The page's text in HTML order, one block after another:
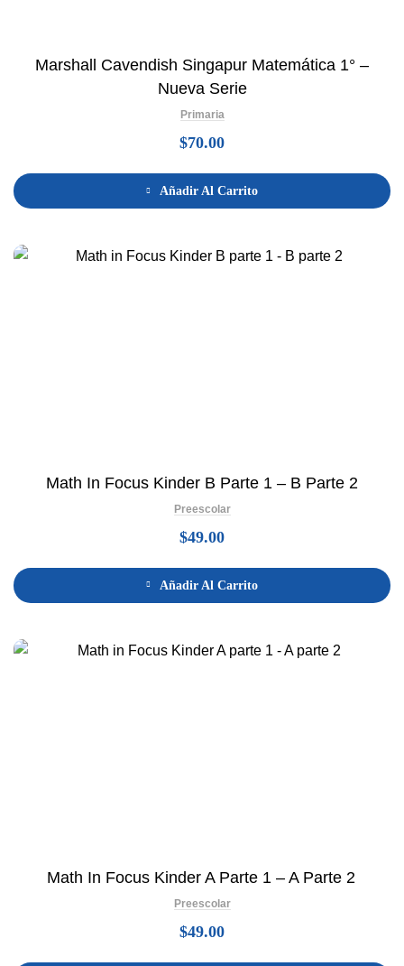
Marshall Cavendish Singapur Matemática 1° –
Nueva Serie
Primaria
$70.00
Añadir Al Carrito
Math In Focus Kinder B Parte 1 – B Parte 2
Preescolar
$49.00
Añadir Al Carrito
Math In Focus Kinder A Parte 1 – A Parte 2
Preescolar
$49.00